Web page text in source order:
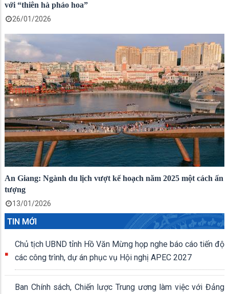
với “thiên hà pháo hoa”
26/01/2026
An Giang: Ngành du lịch vượt kế hoạch năm 2025 một cách ấn
tượng
13/01/2026
TIN MỚI
Chủ tịch UBND tỉnh Hồ Văn Mừng họp nghe báo cáo tiến độ
các công trình, dự án phục vụ Hội nghị APEC 2027
Ban Chính sách, Chiến lược Trung ương làm việc với Đảng